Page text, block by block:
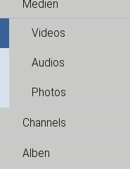
Medien
Videos
Audios
Photos
Channels
Alben